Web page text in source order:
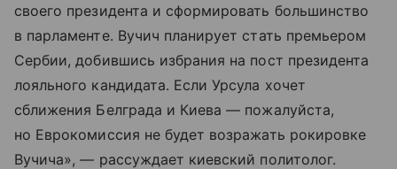
своего президента и сформировать большинство
в парламенте. Вучич планирует стать премьером
Сербии, добившись избрания на пост президента
лояльного кандидата. Если Урсула хочет
сближения Белграда и Киева — пожалуйста,
но Еврокомиссия не будет возражать рокировке
Вучича», — рассуждает киевский политолог.